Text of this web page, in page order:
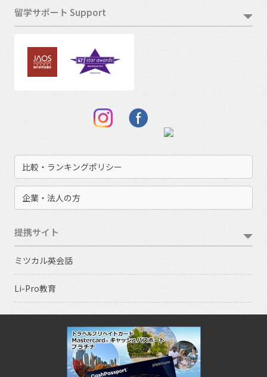
留学サポート Support
比較・ランキングポリシー
企業・法人の方
提携サイト
ミツカル英会話
Li-Pro教育